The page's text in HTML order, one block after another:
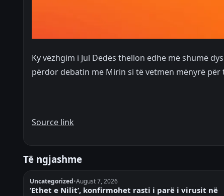
Ky vëzhgim i Jul Dedës thellon edhe më shumë
përdor debatin me Mirin si të vetmen mënyrë
Source link
Të ngjashme
Uncategorized•August 7, 2026
‘Ethet e Nilit’, konfirmohet rasti i parë i virusit në